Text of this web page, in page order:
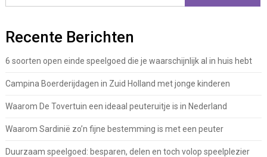
Recente Berichten
6 soorten open einde speelgoed die je waarschijnlijk al in huis hebt
Campina Boerderijdagen in Zuid Holland met jonge kinderen
Waarom De Tovertuin een ideaal peuteruitje is in Nederland
Waarom Sardinië zo’n fijne bestemming is met een peuter
Duurzaam speelgoed: besparen, delen en toch volop speelplezier